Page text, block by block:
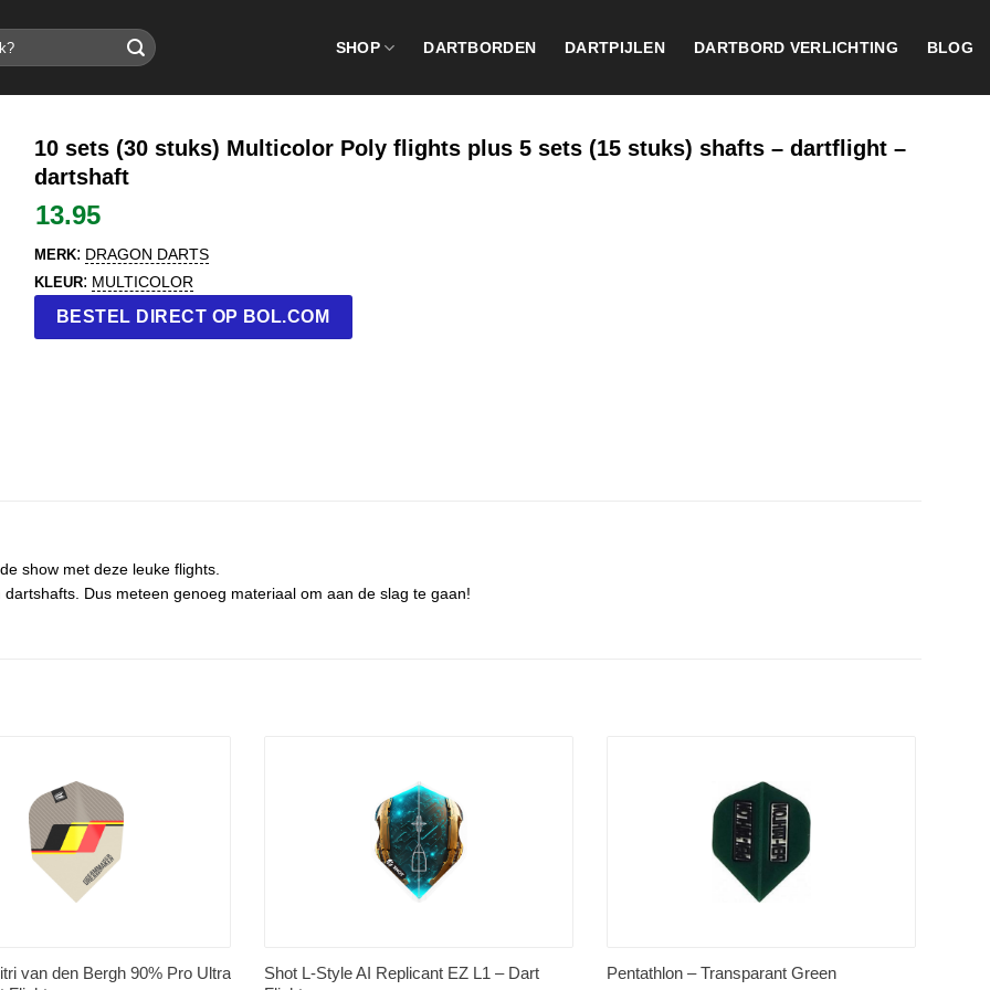
SHOP DARTBORDEN DARTPIJLEN DARTBORD VERLICHTING BLOG
10 sets (30 stuks) Multicolor Poly flights plus 5 sets (15 stuks) shafts – dartflight –
dartshaft
13.95
MERK: DRAGON DARTS
KLEUR: MULTICOLOR
BESTEL DIRECT OP BOL.COM
show met deze leuke flights.
Dus meteen genoeg materiaal om aan de slag te gaan!
van den Bergh 90% Pro Ultra
Shot L-Style AI Replicant EZ L1 – Dart
Pentathlon – Transparant Green